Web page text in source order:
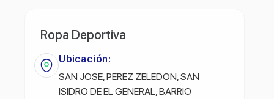
Ropa Deportiva
Ubicación:
SAN JOSE, PEREZ ZELEDON, SAN
ISIDRO DE EL GENERAL, BARRIO